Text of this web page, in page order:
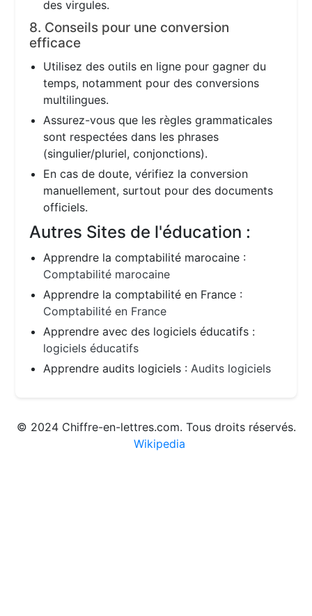
des virgules.
8. Conseils pour une conversion
efficace
Utilisez des outils en ligne pour gagner du
temps, notamment pour des conversions
multilingues.
Assurez-vous que les règles grammaticales
sont respectées dans les phrases
(singulier/pluriel, conjonctions).
En cas de doute, vérifiez la conversion
manuellement, surtout pour des documents
officiels.
Autres Sites de l'éducation :
Apprendre la comptabilité marocaine :
Comptabilité marocaine
Apprendre la comptabilité en France :
Comptabilité en France
Apprendre avec des logiciels éducatifs :
logiciels éducatifs
Apprendre audits logiciels :Audits logiciels
© 2024 Chiffre-en-lettres.com. Tous droits réservés.
Wikipedia